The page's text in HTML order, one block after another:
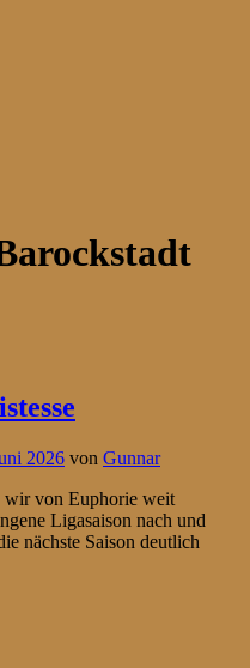
2026 von Gunnar
wir von Euphorie weit
Ligasaison nach und
nächste Saison deutlich